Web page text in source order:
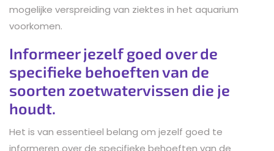
mogelijke verspreiding van ziektes in het aquarium
voorkomen.
Informeer jezelf goed over de
specifieke behoeften van de
soorten zoetwatervissen die je
houdt.
Het is van essentieel belang om jezelf goed te
informeren over de specifieke behoeften van de